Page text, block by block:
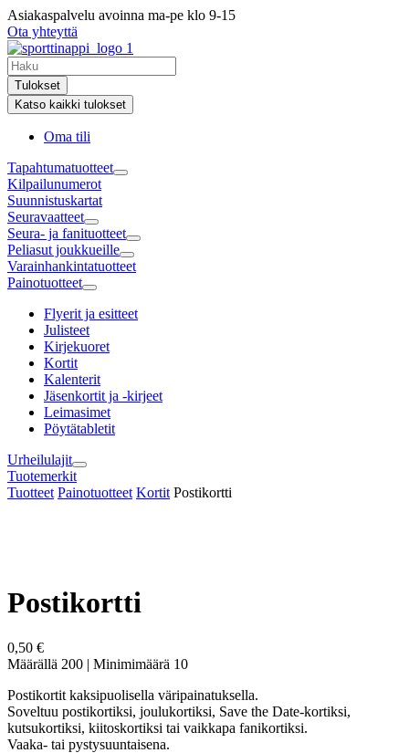
Mene
sisältöön
Asiakaspalvelu avoinna ma-pe klo 9-15
Ota yhteyttä
Search
...Tulokset
Katso kaikki tulokset
Oma tili
Tapahtuma­tuotteet
Kilpailunumerot
Suunnistuskartat
Seuravaatteet
Seura- ja fanituotteet
Peliasut joukkueille
Varainhankintatuotteet
Painotuotteet
Flyerit ja esitteet
Julisteet
Kirjekuoret
Kortit
Kalenterit
Jäsenkortit ja -kirjeet
Leimasimet
Pöytätabletit
Urheilulajit
Tuotemerkit
Tuotteet Painotuotteet Kortit Postikortti
Postikortti
0,50 €
Määrällä 200 | Minimimäärä 10
Postikortit kaksipuolisella väripainatuksella.
Soveltuu postikortiksi, joulukortiksi, Save the Date-kortiksi,
kutsukortiksi, kiitoskortiksi tai vaikkapa fanikortiksi.
Vaaka- tai pystysuuntaisena.